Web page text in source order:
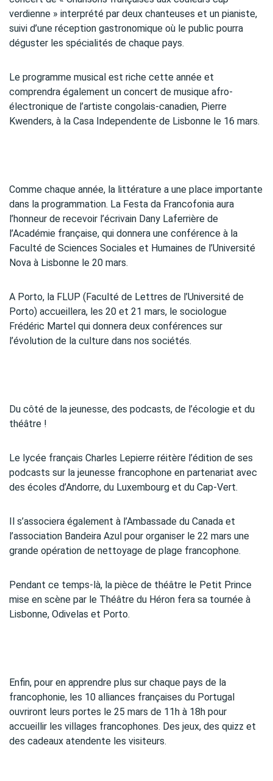
verdienne » interprété par deux chanteuses et un pianiste,
suivi d’une réception gastronomique où le public pourra
déguster les spécialités de chaque pays.
Le programme musical est riche cette année et
comprendra également un concert de musique afro-
électronique de l’artiste congolais-canadien, Pierre
Kwenders, à la Casa Independente de Lisbonne le 16 mars.
Comme chaque année, la littérature a une place importante
dans la programmation. La Festa da Francofonia aura
l’honneur de recevoir l’écrivain Dany Laferrière de
l’Académie française, qui donnera une conférence à la
Faculté de Sciences Sociales et Humaines de l’Université
Nova à Lisbonne le 20 mars.
A Porto, la FLUP (Faculté de Lettres de l’Université de
Porto) accueillera, les 20 et 21 mars, le sociologue
Frédéric Martel qui donnera deux conférences sur
l’évolution de la culture dans nos sociétés.
Du côté de la jeunesse, des podcasts, de l’écologie et du
théâtre !
Le lycée français Charles Lepierre réitère l’édition de ses
podcasts sur la jeunesse francophone en partenariat avec
des écoles d’Andorre, du Luxembourg et du Cap-Vert.
Il s’associera également à l’Ambassade du Canada et
l’association Bandeira Azul pour organiser le 22 mars une
grande opération de nettoyage de plage francophone.
Pendant ce temps-là, la pièce de théâtre le Petit Prince
mise en scène par le Théâtre du Héron fera sa tournée à
Lisbonne, Odivelas et Porto.
Enfin, pour en apprendre plus sur chaque pays de la
francophonie, les 10 alliances françaises du Portugal
ouvriront leurs portes le 25 mars de 11h à 18h pour
accueillir les villages francophones. Des jeux, des quizz et
des cadeaux atendente les visiteurs.